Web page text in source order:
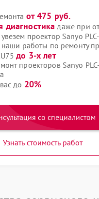
от 475 руб.
диагностика даже при
проектор Sanyo
наши работы по ремонту
до 3-х лет
проекторов Sanyo
до 20%
со специалистом
Узнать стоимость работ